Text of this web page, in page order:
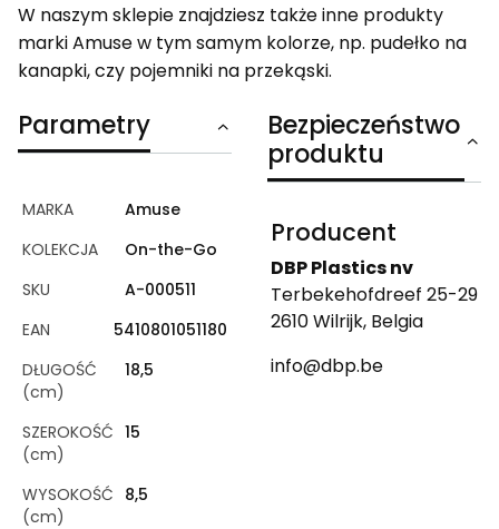
W naszym sklepie znajdziesz także inne produkty
marki Amuse w tym samym kolorze, np. pudełko na
kanapki, czy pojemniki na przekąski.
Parametry
MARKA
Amuse
KOLEKCJA
On-the-Go
SKU
A-000511
EAN
5410801051180
DŁUGOŚĆ
(cm)
18,5
SZEROKOŚĆ
(cm)
15
WYSOKOŚĆ
(cm)
8,5
Bezpieczeństwo
produktu
Producent
DBP Plastics nv
Terbekehofdreef 25-29
2610 Wilrijk, Belgia
info@dbp.be